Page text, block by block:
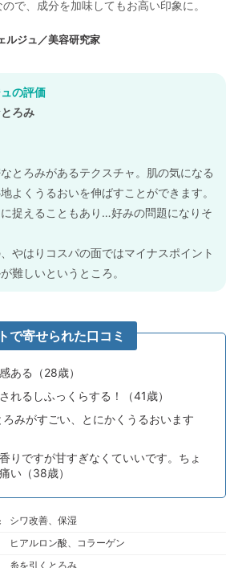
で、成分を加味してもお高い印象に。
の評価
ろみ
とろみがあるテクスチャ。肌の気になる
よくうるおいを伸ばすことができます。
捉えることもあり…好みの問題になりそ
やはりコスパの面ではマイナスポイント
難しいというところ。
ある（28歳）
れるしふっくらする！（41歳）
みがすごい、とにかくうるおいます
りですが甘すぎなくていいです。ちょ
い（38歳）
シワ改善、保湿
ヒアルロン酸、コラーゲン
糸を引くとろみ